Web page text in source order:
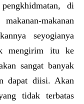
di
makanan
seyogianya
mengirim itu ke
sangat banyak
dapat diisi. Akan
tidak terbatas